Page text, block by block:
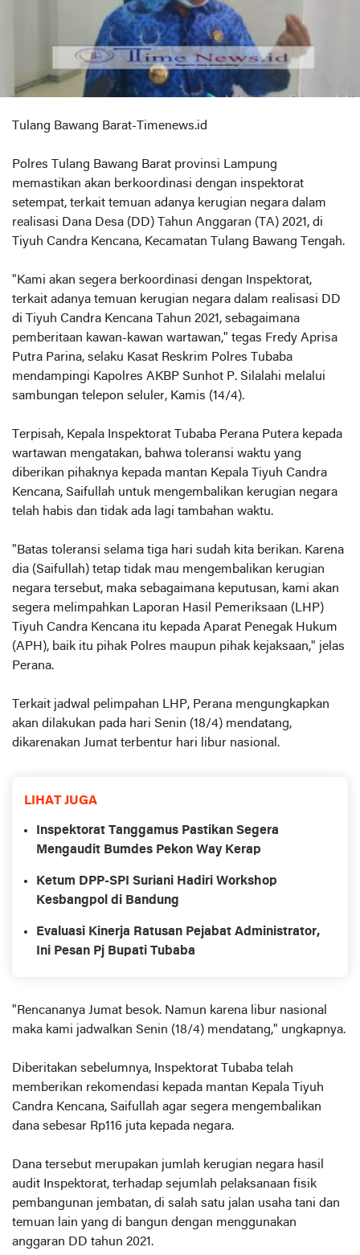
Tulang Bawang Barat-Timenews.id
Polres Tulang Bawang Barat provinsi Lampung
memastikan akan berkoordinasi dengan inspektorat
setempat, terkait temuan adanya kerugian negara dalam
realisasi Dana Desa (DD) Tahun Anggaran (TA) 2021, di
Tiyuh Candra Kencana, Kecamatan Tulang Bawang Tengah.
"Kami akan segera berkoordinasi dengan Inspektorat,
terkait adanya temuan kerugian negara dalam realisasi DD
di Tiyuh Candra Kencana Tahun 2021, sebagaimana
pemberitaan kawan-kawan wartawan," tegas Fredy Aprisa
Putra Parina, selaku Kasat Reskrim Polres Tubaba
mendampingi Kapolres AKBP Sunhot P. Silalahi melalui
sambungan telepon seluler, Kamis (14/4).
Terpisah, Kepala Inspektorat Tubaba Perana Putera kepada
wartawan mengatakan, bahwa toleransi waktu yang
diberikan pihaknya kepada mantan Kepala Tiyuh Candra
Kencana, Saifullah untuk mengembalikan kerugian negara
telah habis dan tidak ada lagi tambahan waktu.
"Batas toleransi selama tiga hari sudah kita berikan. Karena
dia (Saifullah) tetap tidak mau mengembalikan kerugian
negara tersebut, maka sebagaimana keputusan, kami akan
segera melimpahkan Laporan Hasil Pemeriksaan (LHP)
Tiyuh Candra Kencana itu kepada Aparat Penegak Hukum
(APH), baik itu pihak Polres maupun pihak kejaksaan," jelas
Perana.
Terkait jadwal pelimpahan LHP, Perana mengungkapkan
akan dilakukan pada hari Senin (18/4) mendatang,
dikarenakan Jumat terbentur hari libur nasional.
LIHAT JUGA
Inspektorat Tanggamus Pastikan Segera
Mengaudit Bumdes Pekon Way Kerap
Ketum DPP-SPI Suriani Hadiri Workshop
Kesbangpol di Bandung
Evaluasi Kinerja Ratusan Pejabat Administrator,
Ini Pesan Pj Bupati Tubaba
"Rencananya Jumat besok. Namun karena libur nasional
maka kami jadwalkan Senin (18/4) mendatang," ungkapnya.
Diberitakan sebelumnya, Inspektorat Tubaba telah
memberikan rekomendasi kepada mantan Kepala Tiyuh
Candra Kencana, Saifullah agar segera mengembalikan
dana sebesar Rp116 juta kepada negara.
Dana tersebut merupakan jumlah kerugian negara hasil
audit Inspektorat, terhadap sejumlah pelaksanaan fisik
pembangunan jembatan, di salah satu jalan usaha tani dan
temuan lain yang di bangun dengan menggunakan
anggaran DD tahun 2021.